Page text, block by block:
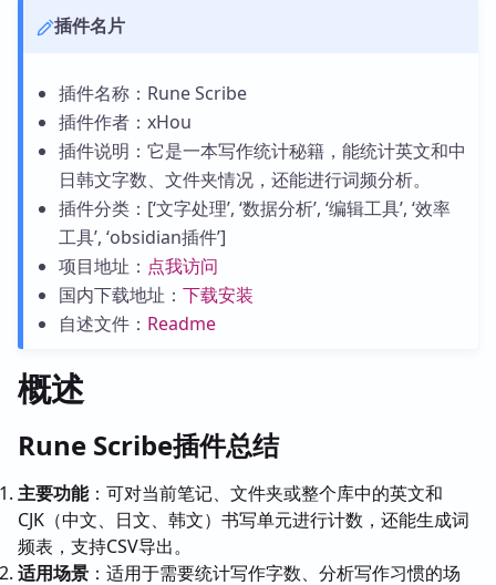
插件名片
插件名称：Rune Scribe
插件作者：xHou
插件说明：它是一本写作统计秘籍，能统计英文和中
日韩文字数、文件夹情况，还能进行词频分析。
插件分类：[‘文字处理’, ‘数据分析’, ‘编辑工具’, ‘效率
工具’, ‘obsidian插件’]
项目地址： 点我访问
国内下载地址： 下载安装
自述文件： Readme
概述
Rune Scribe插件总结
主要功能：可对当前笔记、文件夹或整个库中的英文和
CJK（中文、日文、韩文）书写单元进行计数，还能生成词
频表，支持CSV导出。
适用场景 ：适用于需要统计写作字数、分析写作习惯的场